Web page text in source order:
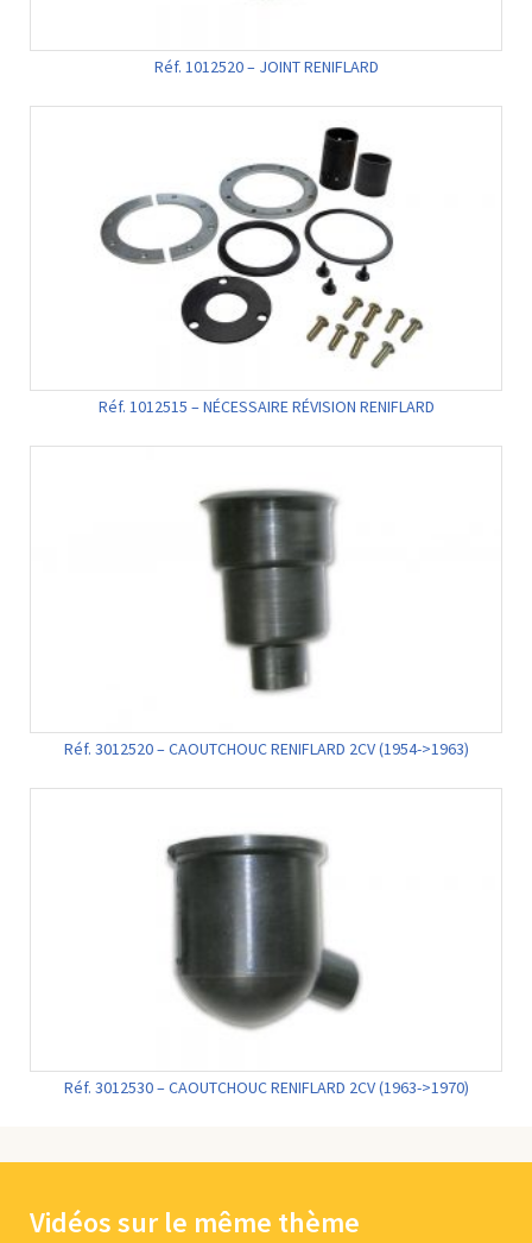
Réf. 1012520 – JOINT RENIFLARD
Réf. 1012515 – NÉCESSAIRE RÉVISION RENIFLARD
Réf. 3012520 – CAOUTCHOUC RENIFLARD 2CV (1954->1963)
Réf. 3012530 – CAOUTCHOUC RENIFLARD 2CV (1963->1970)
Vidéos sur le même thème